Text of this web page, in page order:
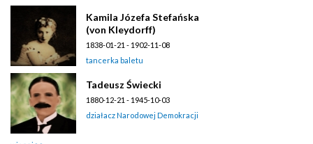
Kamila Józefa Stefańska
(von Kleydorff)
1838-01-21 - 1902-11-08
tancerka baletu
Tadeusz Świecki
1880-12-21 - 1945-10-03
działacz Narodowej Demokracji